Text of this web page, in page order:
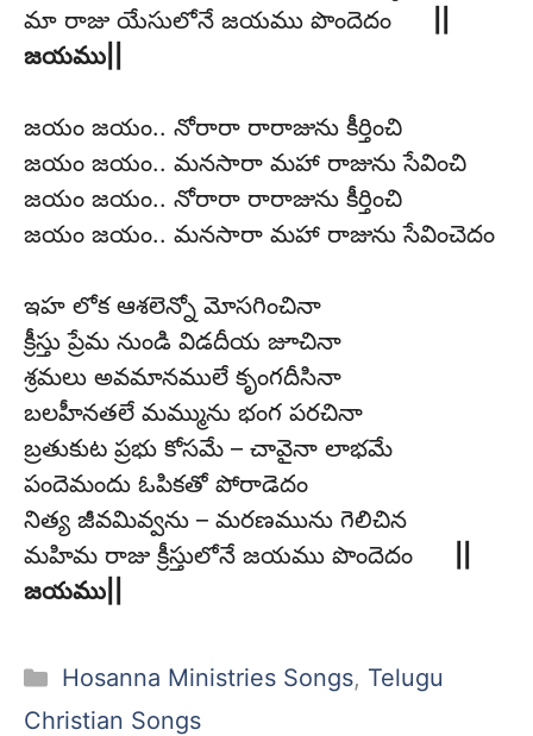
మా రాజు యేసులోనే జయము పొందెదం
జయము||
జయం జయం.. నోరారా రారాజును కీర్తించి
జయం జయం.. మనసారా మహా రాజును సేవించి
జయం జయం.. నోరారా రారాజును కీర్తించి
జయం జయం.. మనసారా మహా రాజును సేవించెదం
ఇహ లోక ఆశలెన్నో మోసగించినా
క్రీస్తు ప్రేమ నుండి విడదీయ జూచినా
శ్రమలు అవమానములే కృంగదీసినా
బలహీనతలే మమ్మును భంగ పరచినా
బ్రతుకుట ప్రభు కోసమే – చావైనా లాభమే
పందెమందు ఓపికతో పోరాడెదం
నిత్య జీవమివ్వను – మరణమును గెలిచిన
మహిమ రాజు క్రీస్తులోనే జయము పొందెదం
జయము||
Categories
Hosanna Ministries Songs, Telugu
Christian Songs